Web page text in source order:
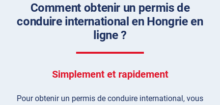
Comment obtenir un permis de
conduire international en Hongrie en
ligne ?
Simplement et rapidement
Pour obtenir un permis de conduire international, vous